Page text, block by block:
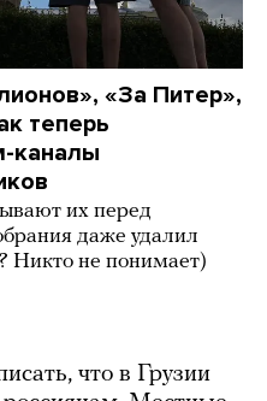
«За Питер»,
теперь
каналы
их перед
даже удалил
Никто не понимает)
что в Грузии